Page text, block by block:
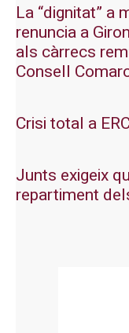
La “dignitat” a
renuncia a
als càrrecs
Consell
Crisi total a
Junts exigeix
repartiment